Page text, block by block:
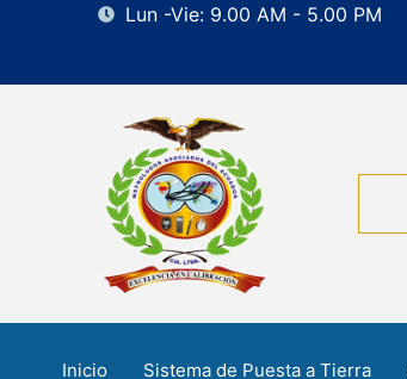
Lun -Vie: 9.00 AM - 5.00 PM
Inicio Sistema de Puesta a Tierra